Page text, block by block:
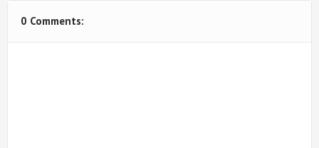
0 Comments: